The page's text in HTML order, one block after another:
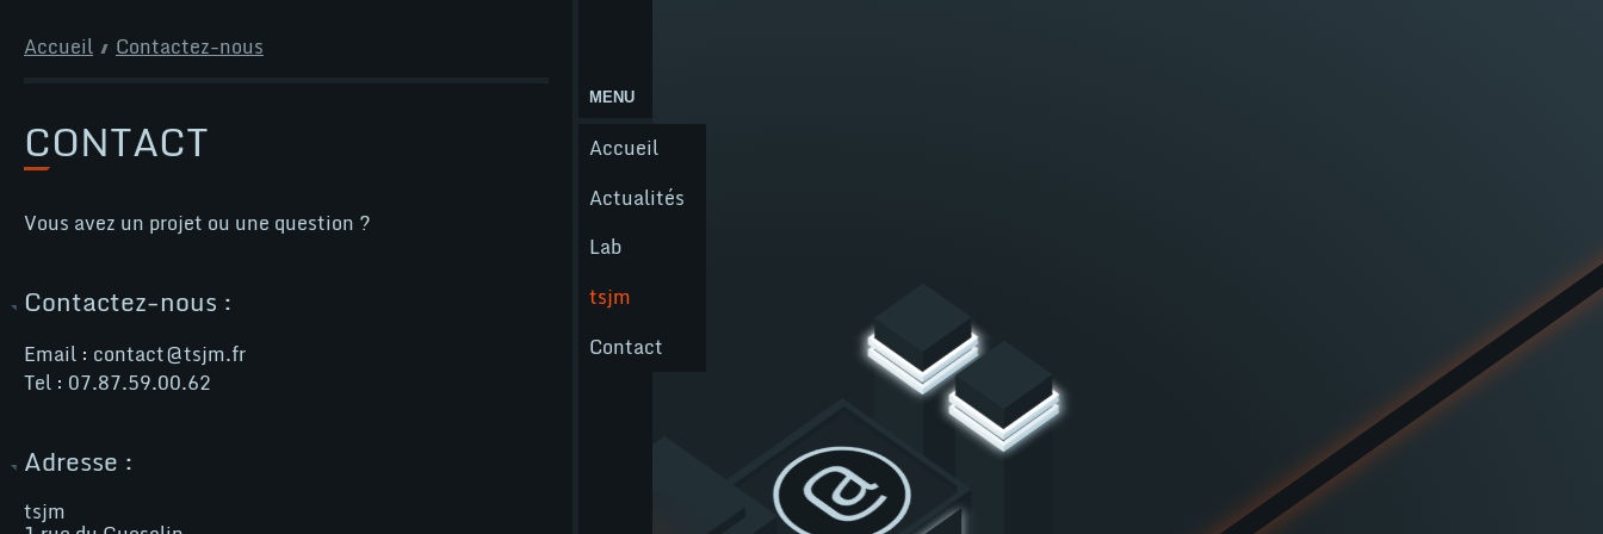
contenu
Menu
MENU
Accueil
Actualités
Lab
tsjm
Contact
Accueil Contactez-nous
Page
Contactez-
nous
CONTACT
Vous avez un projet ou une question ?
Contactez-nous :
Email : contact@tsjm.fr
Tel : 07.87.59.00.62
Adresse :
tsjm @